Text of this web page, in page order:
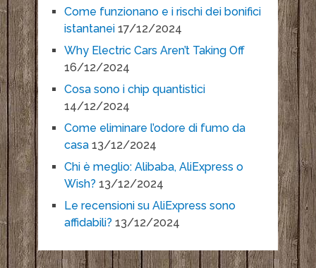
Come funzionano e i rischi dei bonifici
istantanei 17/12/2024
Why Electric Cars Aren’t Taking Off
16/12/2024
Cosa sono i chip quantistici
14/12/2024
Come eliminare l’odore di fumo da
casa 13/12/2024
Chi è meglio: Alibaba, AliExpress o
Wish? 13/12/2024
Le recensioni su AliExpress sono
affidabili? 13/12/2024